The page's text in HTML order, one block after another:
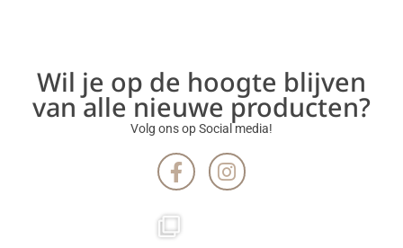
Wil je op de hoogte blijven
van alle nieuwe producten?
Volg ons op Social media!